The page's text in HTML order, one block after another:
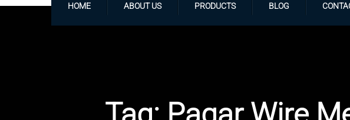
HOME ABOUT US PRODUCTS BLOG